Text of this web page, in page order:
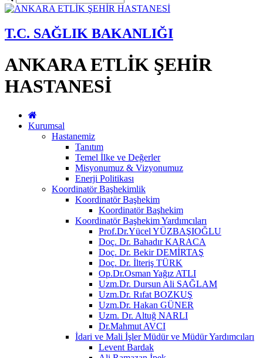
T.C. SAĞLIK BAKANLIĞI
ANKARA ETLİK ŞEHİR
HASTANESİ
Kurumsal
Hastanemiz
Tanıtım
Temel İlke ve Değerler
Misyonumuz & Vizyonumuz
Enerji Politikası
Koordinatör Başhekimlik
Koordinatör Başhekim
Koordinatör Başhekim
Koordinatör Başhekim Yardımcıları
Prof.Dr.Yücel YÜZBAŞIOĞLU
Doç. Dr. Bahadır KARACA
Doç. Dr. Bekir DEMİRTAŞ
Doç. Dr. İlteriş TÜRK
Op.Dr.Osman Yağız ATLI
Uzm.Dr. Dursun Ali SAĞLAM
Uzm.Dr. Rıfat BOZKUŞ
Uzm.Dr. Hakan GÜNER
Uzm. Dr. Altuğ NARLI
Dr.Mahmut AVCI
İdari ve Mali İşler Müdür ve Müdür Yardımcıları
Levent Bardak